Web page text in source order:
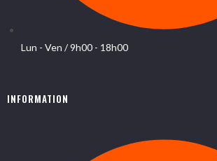
Lun - Ven / 9h00 - 18h00
INFORMATION